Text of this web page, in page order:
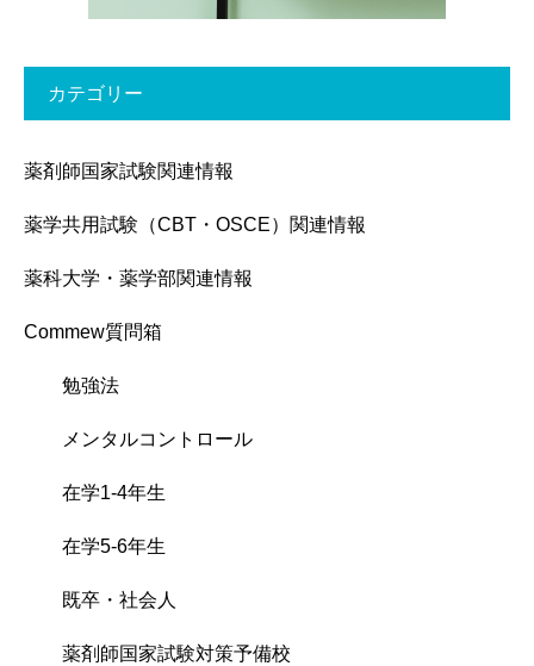
カテゴリー
薬剤師国家試験関連情報
薬学共用試験（CBT・OSCE）関連情報
薬科大学・薬学部関連情報
Commew質問箱
勉強法
メンタルコントロール
在学1-4年生
在学5-6年生
既卒・社会人
薬剤師国家試験対策予備校